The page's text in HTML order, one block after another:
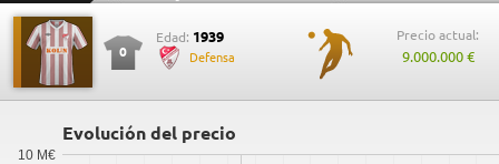
0
Edad: 1939
Defensa
Precio actual:
9.000.000 €
Evolución del precio
10 M€